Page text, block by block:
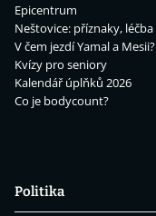
Epicentrum
Neštovice: příznaky, léčba
V čem jezdí Yamal a Mesii?
Kvízy pro seniory
Kalendář úplňků 2026
Co je bodycount?
Politika